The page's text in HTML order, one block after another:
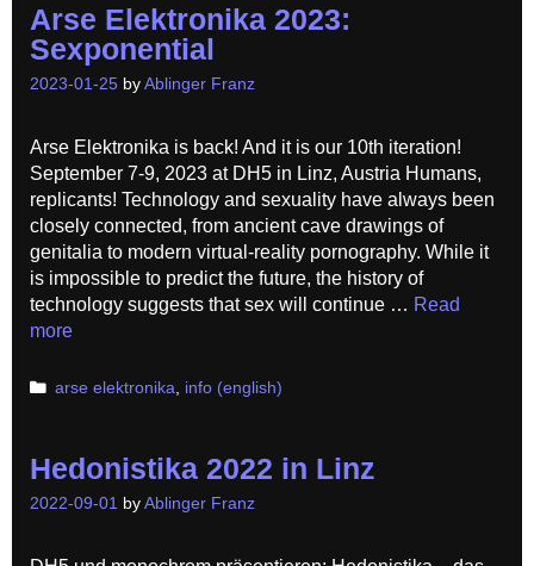
Arse Elektronika 2023:
Sexponential
2023-01-25 by Ablinger Franz
Arse Elektronika is back! And it is our 10th iteration!
September 7-9, 2023 at DH5 in Linz, Austria Humans,
replicants! Technology and sexuality have always been
closely connected, from ancient cave drawings of
genitalia to modern virtual-reality pornography. While it
is impossible to predict the future, the history of
technology suggests that sex will continue … Read
more
Categories
arse elektronika info (english)
Hedonistika 2022 in Linz
2022-09-01 by Ablinger Franz